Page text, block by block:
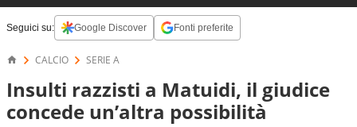
Seguici su: Google Discover Fonti preferite
CALCIO SERIE A
Insulti razzisti a Matuidi, il giudice
concede un’altra possibilità